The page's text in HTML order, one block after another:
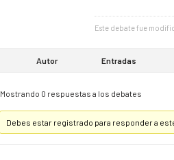
Este debate fue
Autor Entradas
Mostrando 0 respuestas a los debates
Debes estar registrado para responder a